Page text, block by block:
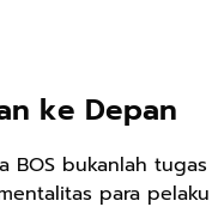
ke Depan
BOS bukanlah
para
Lukisan Sri
II dari Kopi
Shopee